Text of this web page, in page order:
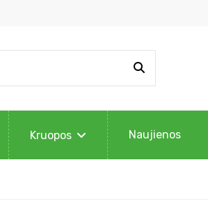
Kruopos Naujienos